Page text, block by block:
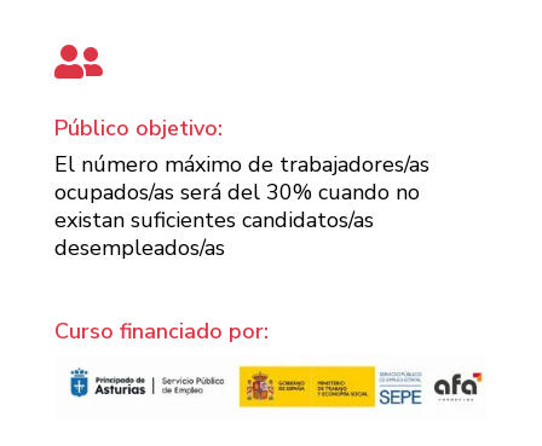

Público objetivo:
El número máximo de trabajadores/as
ocupados/as será del 30% cuando no
existan suficientes candidatos/as
desempleados/as
Curso financiado por: